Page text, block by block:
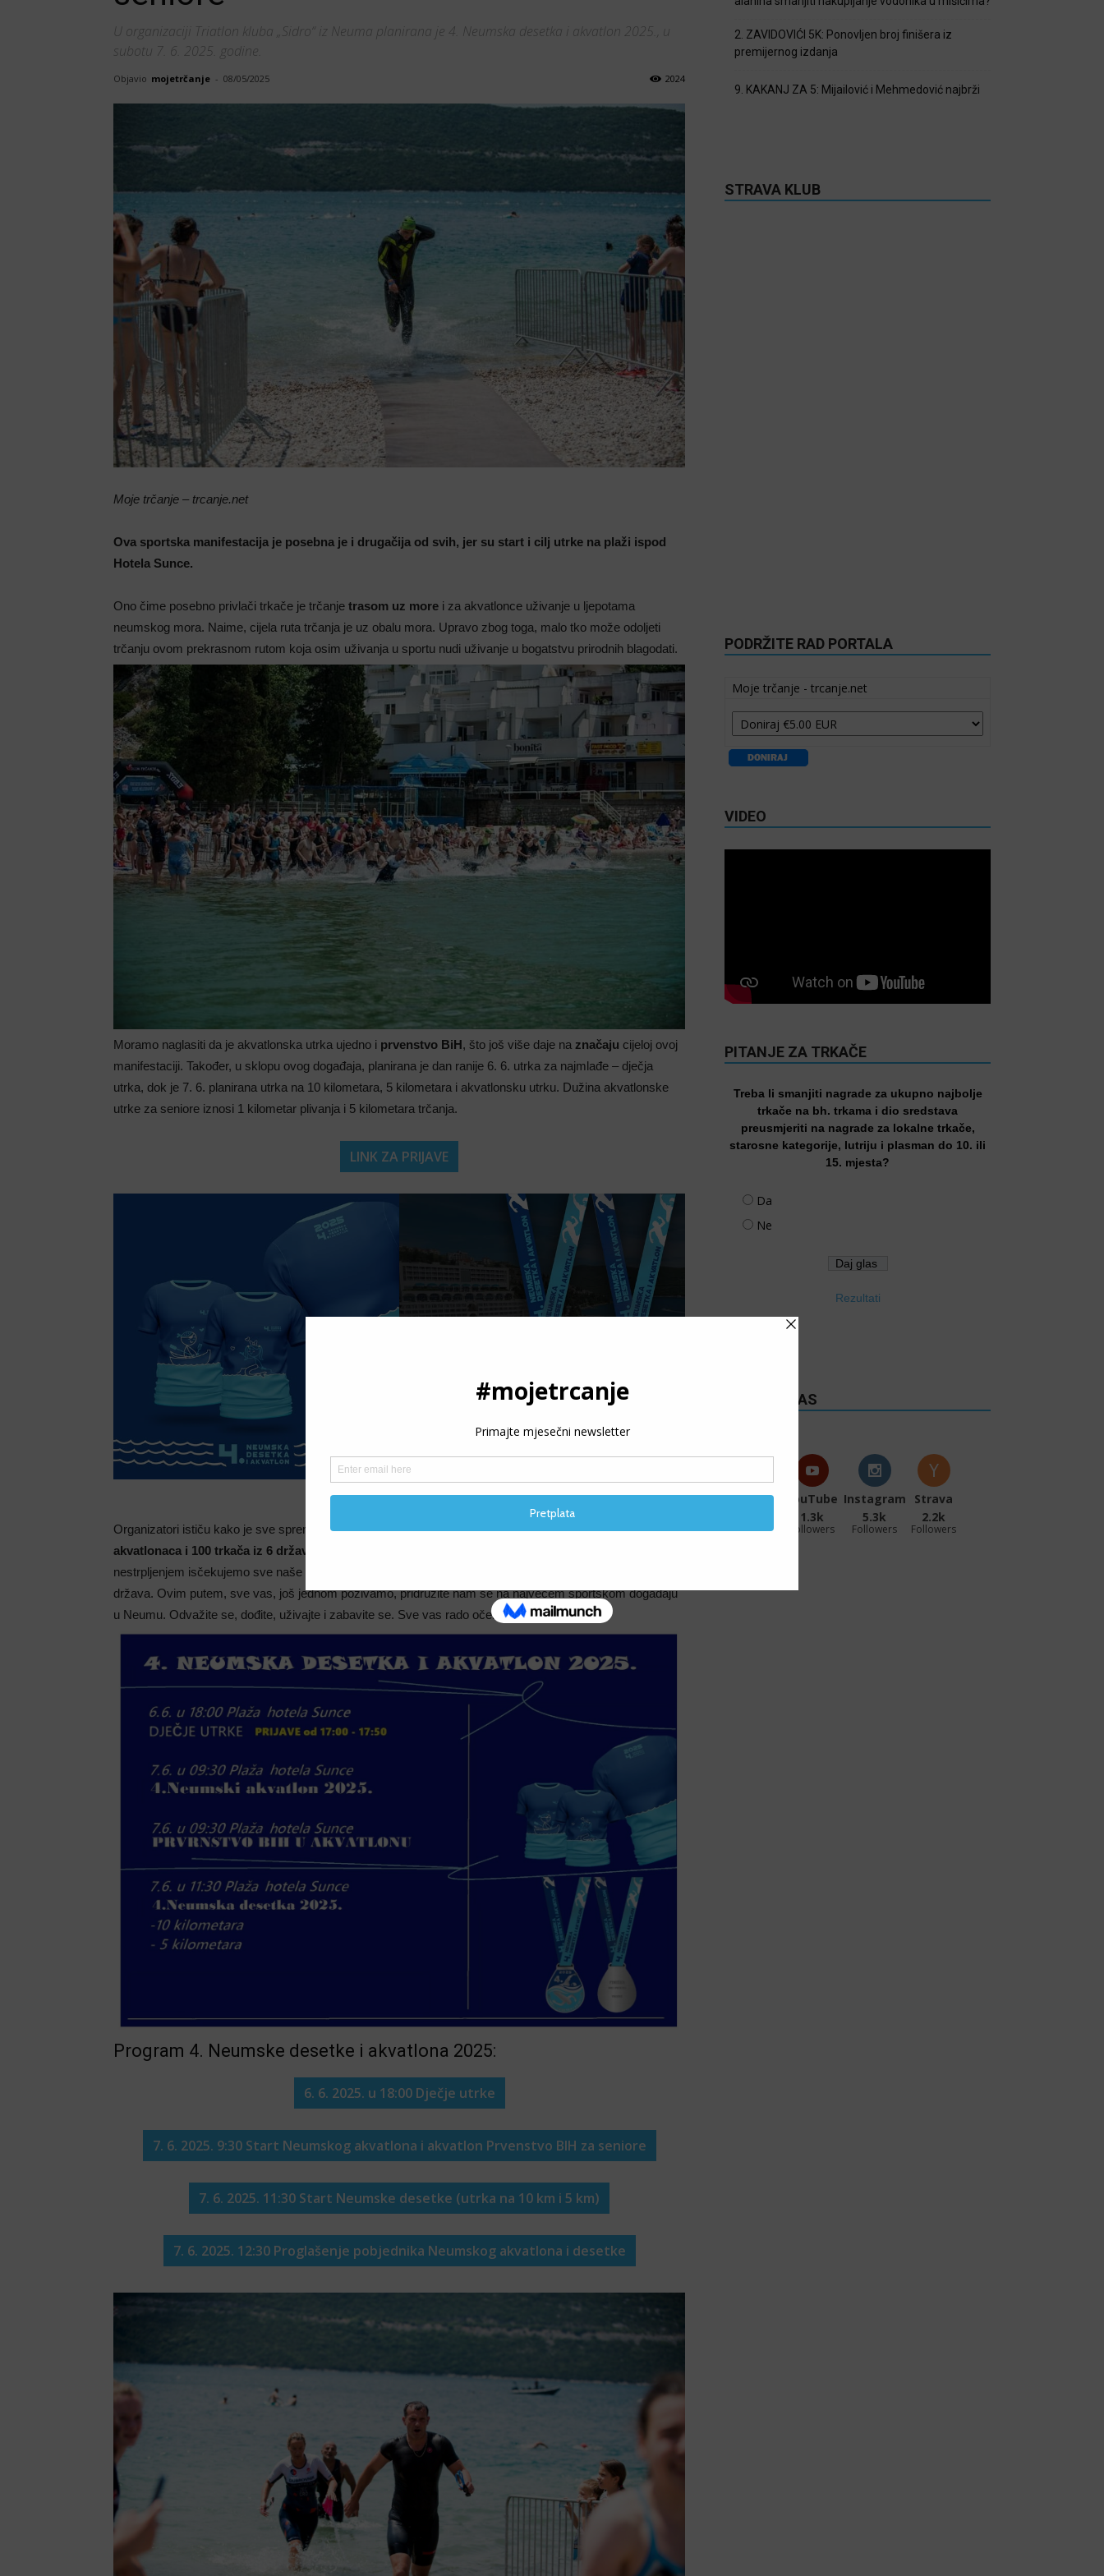
U organizaciji Triatlon kluba „Sidro“ iz Neuma planirana je 4. Neumska desetka i akvatlon 2025., u
subotu 7. 6. 2025. godine.
Objavio mojetrčanje - 08/05/2025 2024
Moje trčanje – trcanje.net
Ova sportska manifestacija je posebna je i drugačija od svih, jer su start i cilj utrke na plaži ispod
Hotela Sunce.
Ono čime posebno privlači trkače je trčanje trasom uz more i za akvatlonce uživanje u ljepotama
neumskog mora. Naime, cijela ruta trčanja je uz obalu mora. Upravo zbog toga, malo tko može odoljeti
trčanju ovom prekrasnom rutom koja osim uživanja u sportu nudi uživanje u bogatstvu prirodnih blagodati.
Moramo naglasiti da je akvatlonska utrka ujedno i prvenstvo BiH, što još više daje na značaju cijeloj ovoj
manifestaciji. Također, u sklopu ovog događaja, planirana je dan ranije 6. 6. utrka za najmlađe – dječja
utrka, dok je 7. 6. planirana utrka na 10 kilometara, 5 kilometara i akvatlonsku utrku. Dužina akvatlonske
utrke za seniore iznosi 1 kilometar plivanja i 5 kilometara trčanja.
LINK ZA PRIJAVE
Organizatori ističu kako je sve spremno za ovu manifestaciju u Neumu. Na utrci se očekuje100
akvatlonaca i 100 trkača iz 6 država
nestrpljenjem isčekujemo sve naše trkače i navijače. Spremni smo za dolazak velikog ljudi iz brojnih
država. Ovim putem, sve vas, još jednom pozivamo, pridružite nam se na najvećem sportskom događaju
u Neumu. Odvažite se, dođite, uživajte i zabavite se. Sve vas rado očekujemo.
Program 4. Neumske desetke i akvatlona 2025:
6. 6. 2025. u 18:00 Dječje utrke
7. 6. 2025. 9:30 Start Neumskog akvatlona i akvatlon Prvenstvo BIH za seniore
7. 6. 2025. 11:30 Start Neumske desetke (utrka na 10 km i 5 km)
7. 6. 2025. 12:30 Proglašenje pobjednika Neumskog akvatlona i desetke
2. ZAVIDOVIĆI 5K: Ponovljen broj finišera iz
premijernog izdanja
9. KAKANJ ZA 5: Mijailović i Mehmedović najbrži
STRAVA KLUB
PODRŽITE RAD PORTALA
Moje trčanje - trcanje.net
VIDEO
PITANJE ZA TRKAČE
Treba li smanjiti nagrade za ukupno najbolje
trkače na bh. trkama i dio sredstava
preusmjeriti na nagrade za lokalne trkače,
starosne kategorije, lutriju i plasman do 10. ili
15. mjesta?
Da
Ne
Rezultati
PRATITE NAS
Facebook
Followers
YouTube
1.3k
Followers
Instagram
5.3k
Followers
Strava
2.2k
Followers